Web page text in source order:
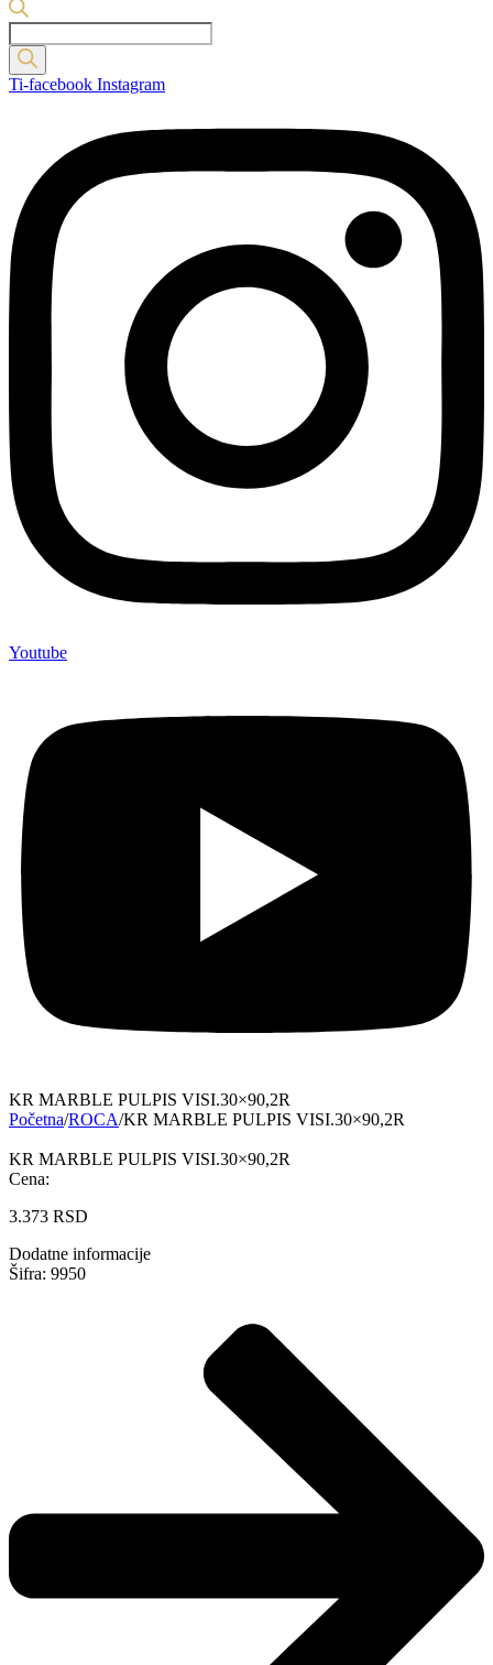
Products
search
Ti-facebook Instagram
Youtube
KR MARBLE PULPIS VISI.30×90,2R
Početna/ROCA/KR MARBLE PULPIS VISI.30×90,2R
KR MARBLE PULPIS VISI.30×90,2R
Cena:
3.373 RSD
Dodatne informacije
Šifra: 9950